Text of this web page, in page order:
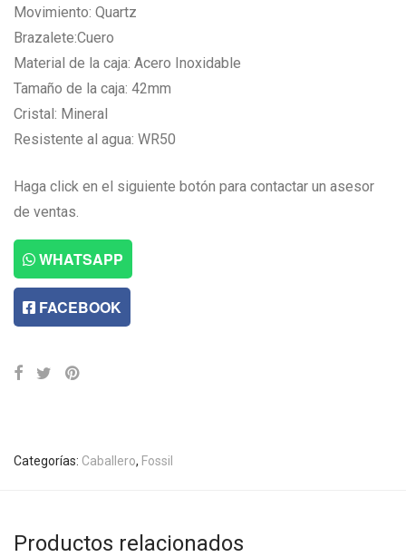
Movimiento: Quartz
Brazalete:Cuero
Material de la caja: Acero Inoxidable
Tamaño de la caja: 42mm
Cristal: Mineral
Resistente al agua: WR50
Haga click en el siguiente botón para contactar un asesor
de ventas.
WHATSAPP
FACEBOOK
Categorías: Caballero, Fossil
Productos relacionados